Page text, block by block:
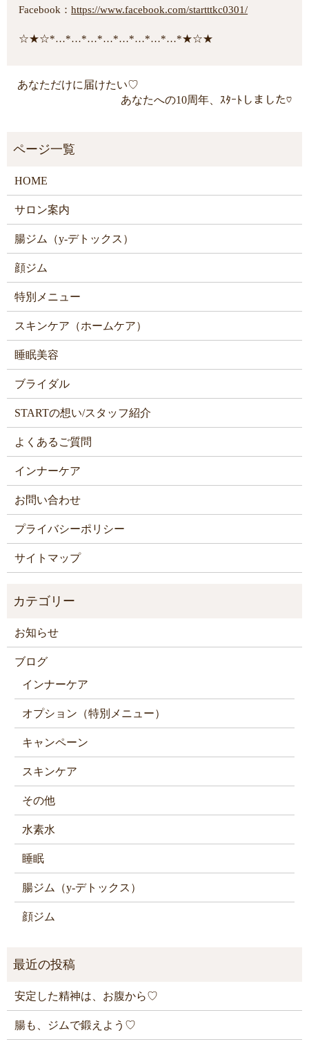
Facebook：https://www.facebook.com/startttkc0301/
☆★☆*…*…*…*…*…*…*…*…*★☆★
あなただけに届けたい♡
あなたへの10周年、ｽﾀｰﾄしました♡
HOME
サロン案内
腸ジム（y-デトックス）
顔ジム
特別メニュー
スキンケア（ホームケア）
睡眠美容
ブライダル
STARTの想い/スタッフ紹介
よくあるご質問
インナーケア
お問い合わせ
プライバシーポリシー
サイトマップ
お知らせ
ブログ
インナーケア
オプション（特別メニュー）
キャンペーン
スキンケア
その他
水素水
睡眠
腸ジム（y-デトックス）
顔ジム
安定した精神は、お腹から♡
腸も、ジムで鍛えよう♡